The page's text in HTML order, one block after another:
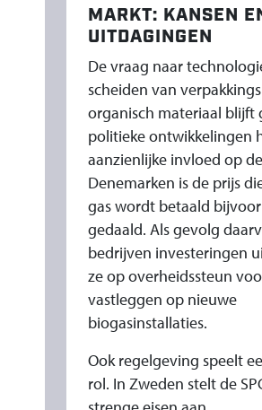
MARKT: KANSEN
UITDAGINGEN
De vraag naar
scheiden van
organisch materiaal blijft
politieke ontwikkelingen
aanzienlijke invloed op
Denemarken is de prijs
gas wordt betaald
gedaald. Als gevolg
bedrijven investeringen
ze op overheidssteun
vastleggen op nieuwe
biogasinstallaties.
Ook regelgeving speelt
rol. In Zweden stelt de